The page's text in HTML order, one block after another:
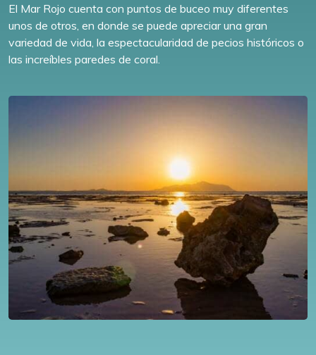
El Mar Rojo cuenta con puntos de buceo muy diferentes
unos de otros, en donde se puede apreciar una gran
variedad de vida, la espectacularidad de pecios históricos o
las increíbles paredes de coral.